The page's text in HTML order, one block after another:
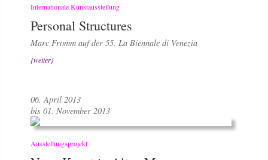
Internationale Kunstausstellung
Personal Structures
Marc Fromm auf der 55. La Biennale di Venezia
{weiter}
06. April 2013
bis 01. November 2013
Ausstellungsprojekt